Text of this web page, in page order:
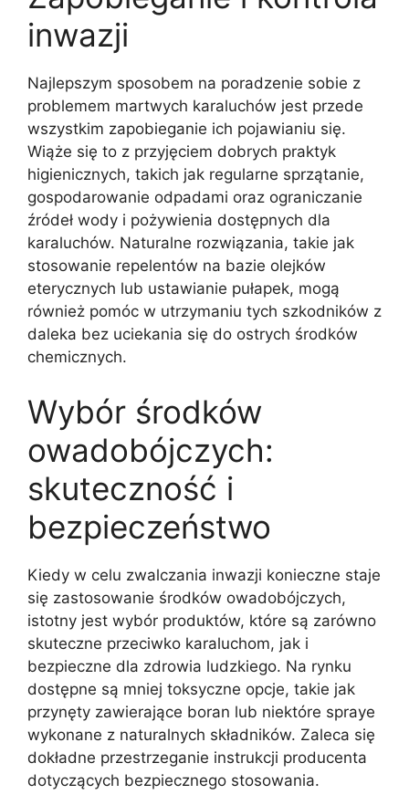
inwazji
Najlepszym sposobem na poradzenie sobie z
problemem martwych karaluchów jest przede
wszystkim zapobieganie ich pojawianiu się.
Wiąże się to z przyjęciem dobrych praktyk
higienicznych, takich jak regularne sprzątanie,
gospodarowanie odpadami oraz ograniczanie
źródeł wody i pożywienia dostępnych dla
karaluchów. Naturalne rozwiązania, takie jak
stosowanie repelentów na bazie olejków
eterycznych lub ustawianie pułapek, mogą
również pomóc w utrzymaniu tych szkodników z
daleka bez uciekania się do ostrych środków
chemicznych.
Wybór środków
owadobójczych:
skuteczność i
bezpieczeństwo
Kiedy w celu zwalczania inwazji konieczne staje
się zastosowanie środków owadobójczych,
istotny jest wybór produktów, które są zarówno
skuteczne przeciwko karaluchom, jak i
bezpieczne dla zdrowia ludzkiego. Na rynku
dostępne są mniej toksyczne opcje, takie jak
przynęty zawierające boran lub niektóre spraye
wykonane z naturalnych składników. Zaleca się
dokładne przestrzeganie instrukcji producenta
dotyczących bezpiecznego stosowania.